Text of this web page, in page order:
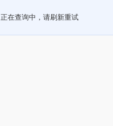
正在查询中，请刷新重试